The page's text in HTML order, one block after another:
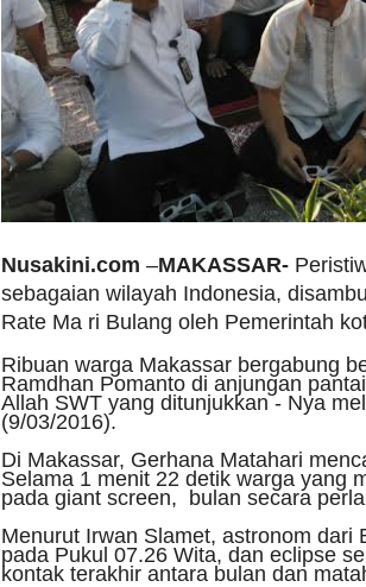
Nusakini.com –MAKASSAR-
sebagaian wilayah Indonesia,
Rate Ma ri Bulang oleh Pemerintah
Ribuan warga Makassar bergabung
Ramdhan Pomanto di anjungan
Allah SWT yang ditunjukkan - Nya
(9/03/2016).
Di Makassar, Gerhana Matahari
Selama 1 menit 22 detik warga yang
pada giant screen, bulan secara
Menurut Irwan Slamet, astronom dari
pada Pukul 07.26 Wita, dan eclipse
kontak terakhir antara bulan dan